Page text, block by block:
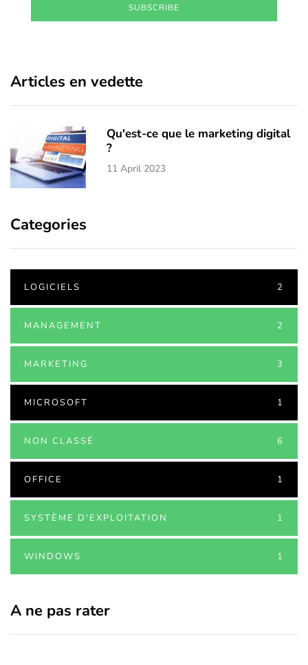
SUBSCRIBE
Articles en vedette
Qu'est-ce que le marketing digital
?
11 April 2023
Categories
LOGICIELS 2
MANAGEMENT 2
MARKETING 3
MICROSOFT 1
NON CLASSÉ 6
OFFICE 1
SYSTÈME D'EXPLOITATION 1
WINDOWS 1
A ne pas rater